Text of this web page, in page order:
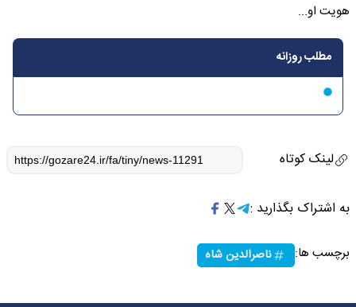
هویت او...
مطلب روزانه
لینک کوتاه
به اشتراک بگذارید :
برچسب ها: ناصرالدین شاه